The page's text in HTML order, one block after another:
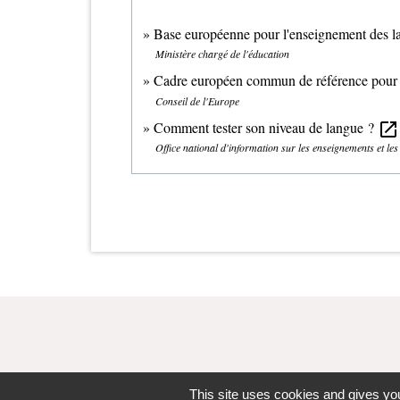
Base européenne pour l'enseignement des
Ministère chargé de l'éducation
Cadre européen commun de référence
Conseil de l'Europe
Comment tester son niveau de langue ? open_in_new
Office national d'information sur les enseignements et
This site uses cookies and gives